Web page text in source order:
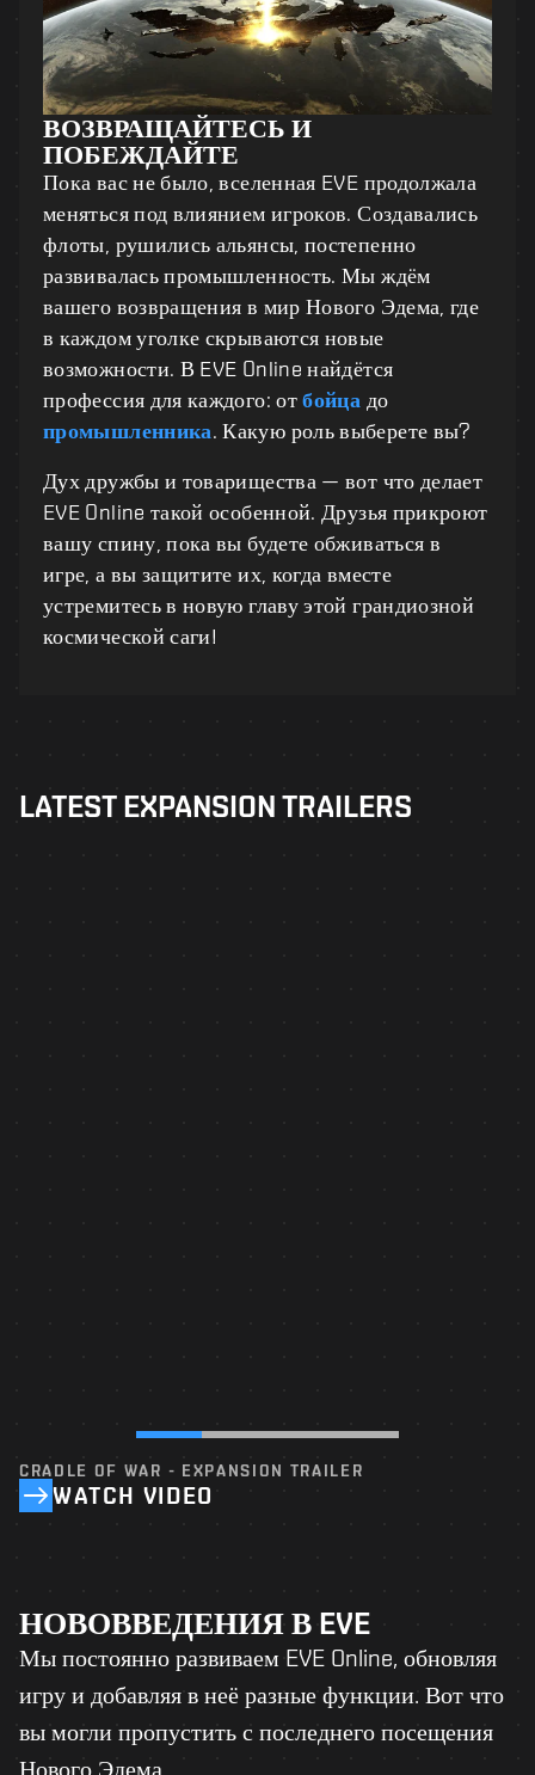
ВОЗВРАЩАЙТЕСЬ И
ПОБЕЖДАЙТЕ
Пока вас не было, вселенная EVE продолжала
меняться под влиянием игроков. Создавались
флоты, рушились альянсы, постепенно
развивалась промышленность. Мы ждём
вашего возвращения в мир Нового Эдема, где
в каждом уголке скрываются новые
возможности. В EVE Online найдётся
профессия для каждого: отбойца до
промышленника. Какую роль выберете вы?
Дух дружбы и товарищества — вот что делает
EVE Online такой особенной. Друзья прикроют
вашу спину, пока вы будете обживаться в
игре, а вы защитите их, когда вместе
устремитесь в новую главу этой грандиозной
космической саги!
LATEST EXPANSION TRAILERS
CRADLE OF WAR - EXPANSION TRAILER
WATCH VIDEO
НОВОВВЕДЕНИЯ В EVE
Мы постоянно развиваем EVE Online, обновляя
игру и добавляя в неё разные функции. Вот что
вы могли пропустить с последнего посещения
Нового Эдема.